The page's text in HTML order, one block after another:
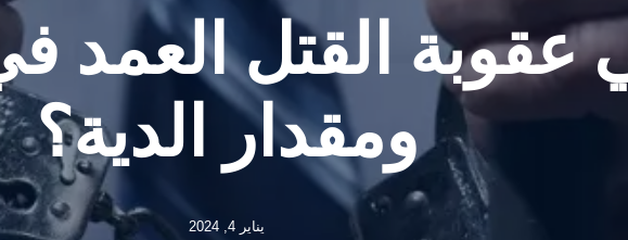
عقوبة القتل العمد
ومقدار الدية؟
يناير 4, 2024